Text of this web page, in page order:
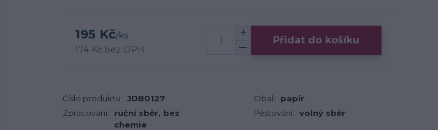
195 Kč/ks
174 Kč bez DPH
Přidat do košíku
Číslo produktu: JDB0127 Obal:
papír
Zpracování:
ruční sběr, bez
chemie
Pěstování: volný sběr